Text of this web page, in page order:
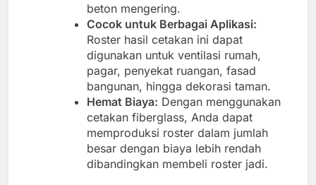
beton mengering.
Cocok untuk Berbagai Aplikasi:
Roster hasil cetakan ini dapat
digunakan untuk ventilasi rumah,
pagar, penyekat ruangan, fasad
bangunan, hingga dekorasi taman.
Hemat Biaya: Dengan menggunakan
cetakan fiberglass, Anda dapat
memproduksi roster dalam jumlah
besar dengan biaya lebih rendah
dibandingkan membeli roster jadi.